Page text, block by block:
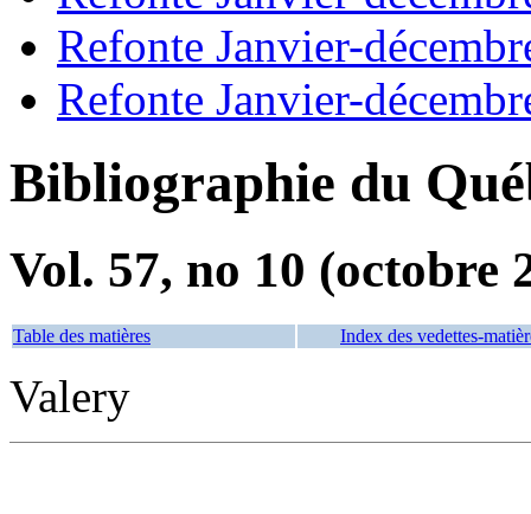
Refonte Janvier-
Refonte Janvier-
Bibliographie du
Vol. 57, no 10 (octobre
Table des matières Index des vedettes-
Valery